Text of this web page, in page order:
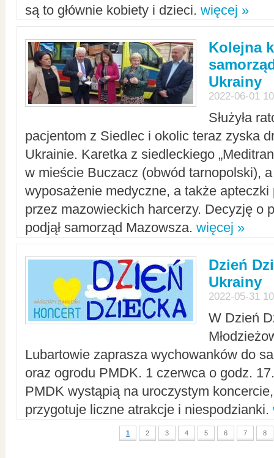
są to głównie kobiety i dzieci. więcej »
Kolejna
Ukrainy
2022-06-01
Służyła
pacjentom z Siedlec i okolic teraz zyska
Ukrainie. Karetka z siedleckiego
w mieście Buczacz (obwód tarnopolski),
wyposażenie medyczne, a także apteczki
przez mazowieckich harcerzy. Decyzję o
podjął samorząd Mazowsza. więcej »
Dzień
Ukrainy
2022-05-31
W Dzień
Lubartowie zaprasza wychowanków do
oraz ogrodu PMDK. 1 czerwca o godz.
PMDK wystąpią na uroczystym
przygotuje liczne atrakcje i niespodzianki.
1 2 3 4 5 6 7 8